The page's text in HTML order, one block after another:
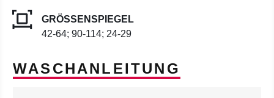
GRÖSSENSPIEGEL
42-64; 90-114; 24-29
WASCHANLEITUNG